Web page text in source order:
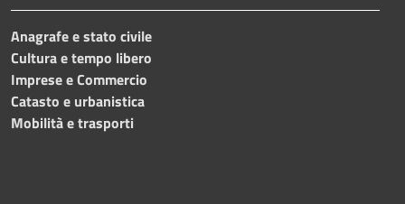
Anagrafe e stato civile
Cultura e tempo libero
Imprese e Commercio
Catasto e urbanistica
Mobilità e trasporti